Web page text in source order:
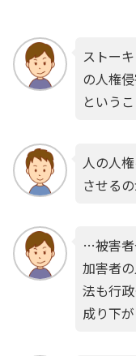
ストー
の人権
という
人の人
させる
…被害者
加害者
法も行
成り下